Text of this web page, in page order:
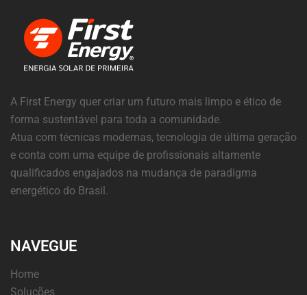
A First Energy quer criar um futuro mais limpo e ético de
forma sustentável para toda a comunidade.
Atua com técnicas modernas, tecnologia de última geração
e conta com uma equipe de profissionais altamente
qualificados engajados na mudança de paradigma
energético do Brasil.
NAVEGUE
Home
Soluções